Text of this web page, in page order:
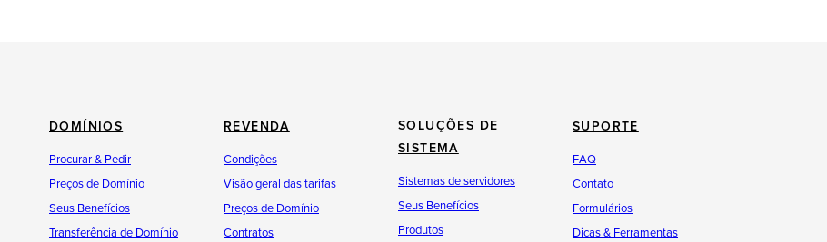
DOMÍNIOS
Procurar & Pedir
Preços de Domínio
Seus Benefícios
Transferência de Domínio
REVENDA
Condições
Visão geral das tarifas
Preços de Domínio
Contratos
SOLUÇÕES DE
SISTEMA
Sistemas de servidores
Seus Benefícios
Produtos
SUPORTE
FAQ
Contato
Formulários
Dicas & Ferramentas